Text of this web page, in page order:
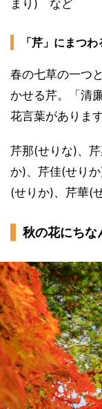
まり) など
「芹」にまつ
春の七草の一つ
かせる芹。「清
花言葉があります
芹那(せりな)、
か)、芹佳(せり
(せりか)、芹華(
秋の花にちな